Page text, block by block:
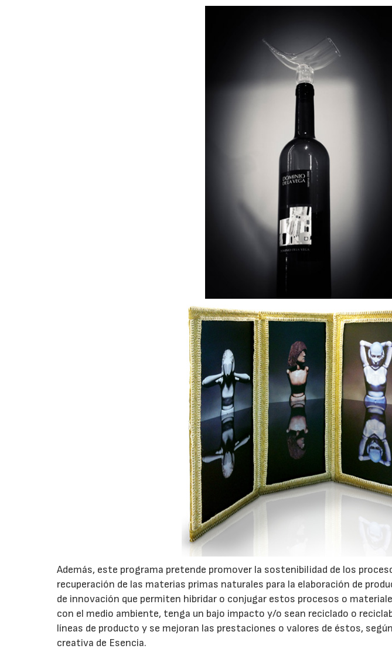
Además, este programa pretende promover la sostenibilidad de los
recuperación de las materias primas naturales para la elaboración de
de innovación que permiten hibridar o conjugar estos procesos o
con el medio ambiente, tenga un bajo impacto y/o sean reciclado o
líneas de producto y se mejoran las prestaciones o valores de éstos,
creativa de Esencia.
06/07/2026